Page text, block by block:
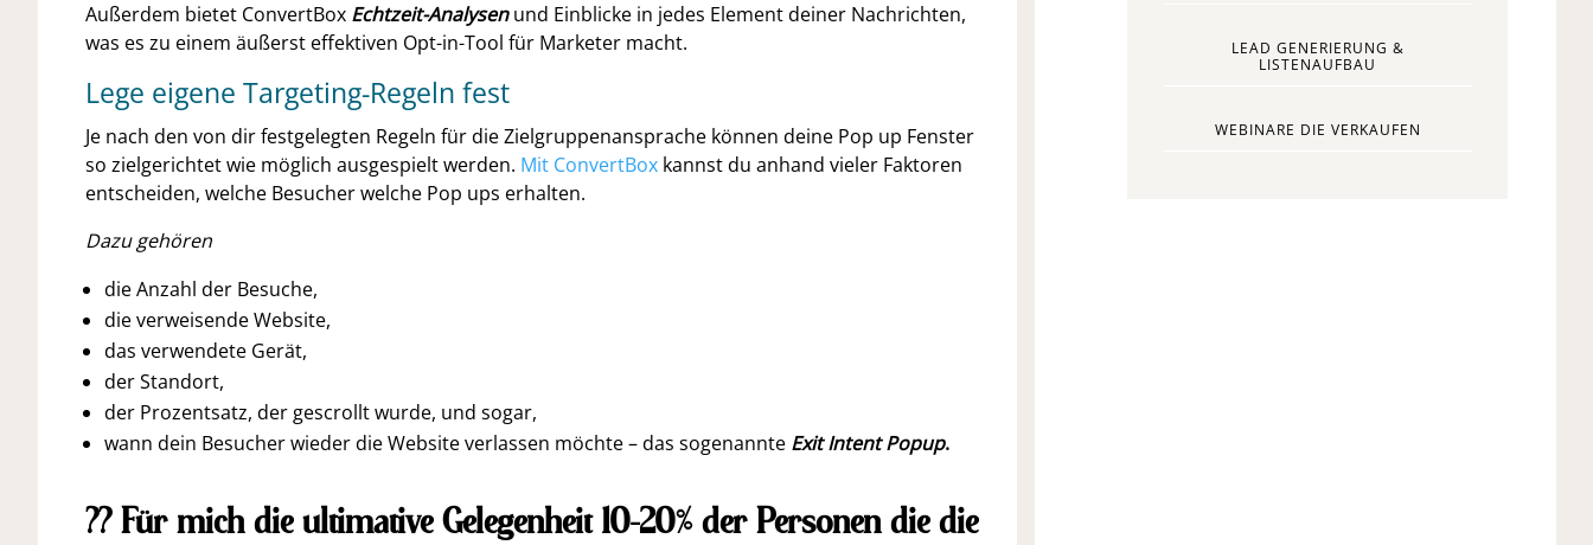
Außerdem bietet ConvertBox Echtzeit-Analysenund Einblicke in jedes Element deiner Nachrichten,
was es zu einem äußerst effektiven Opt-in-Tool für Marketer macht.
Lege eigene Targeting-Regeln fest
Je nach den von dir festgelegten Regeln für die Zielgruppenansprache können deine Pop up Fenster
so zielgerichtet wie möglich ausgespielt werden. Mit ConvertBoxkannst du anhand vieler Faktoren
entscheiden, welche Besucher welche Pop ups erhalten.
Dazu gehören
die Anzahl der Besuche,
die verweisende Website,
das verwendete Gerät,
der Standort,
der Prozentsatz, der gescrollt wurde, und sogar,
wann dein Besucher wieder die Website verlassen möchte – das sogenannte Exit Intent Popup.
?? Für mich die ultimative Gelegenheit 10-20% der Personen die die
LEAD GENERIERUNG &
LISTENAUFBAU
WEBINARE DIE VERKAUFEN